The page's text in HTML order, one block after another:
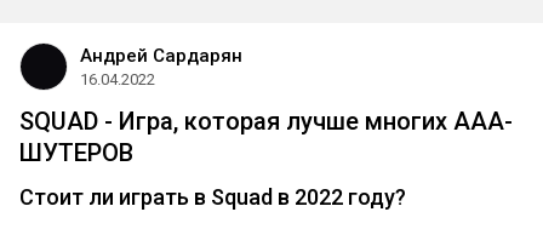
Андрей Сардарян
16.04.2022
SQUAD - Игра, которая лучше многих ААА-
ШУТЕРОВ
Стоит ли играть в Squad в 2022 году?